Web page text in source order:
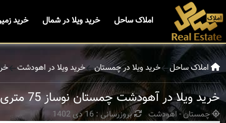
املاک ساحل خرید ویلا در شمال خرید
املاک ساحل خرید ویلا در چمستان خرید ویلا در اهودشت
خرید ویلا در آهودشت چمستان نوساز 75 متری
چمستان - اهودشت بروزرسانی : 16 دی 1402